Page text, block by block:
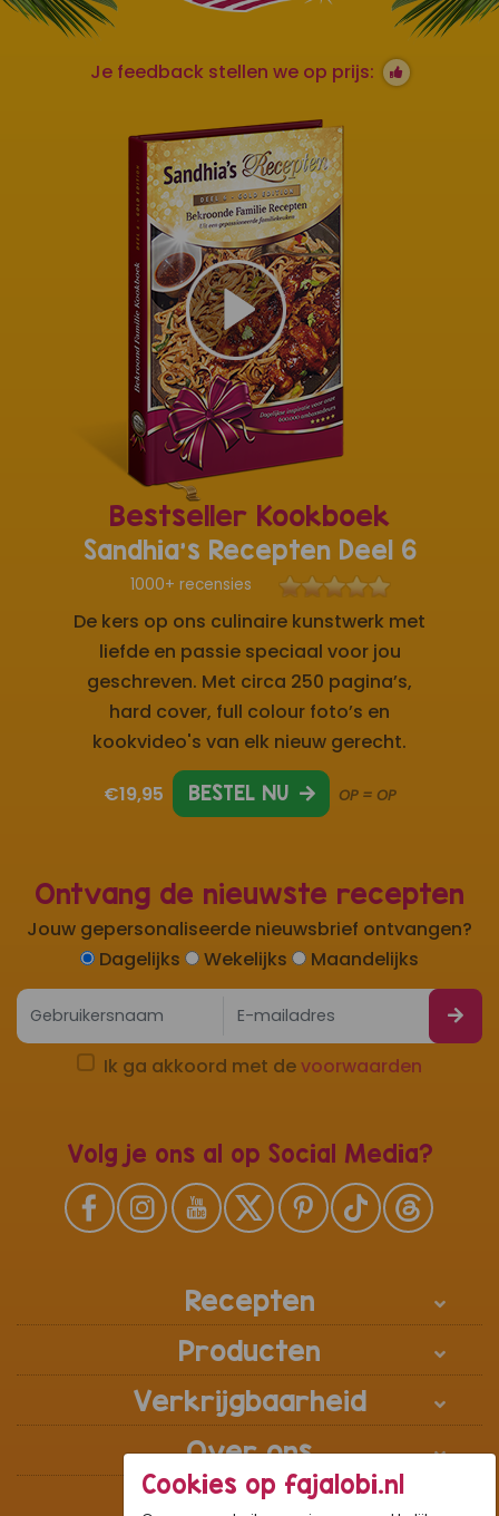
Ontvang de nieuwste recepten
Jouw gepersonaliseerde nieuwsbrief ontvangen?
Dagelijks
Wekelijks Maandelijks
Ik ga akkoord met devoorwaarden
Volg je ons al op Social Media?
Recepten
Producten
Verkrijgbaarheid
Over ons
Je feedback stellen we op prijs:
Bestseller Kookboek
Sandhia's Recepten Deel 6
1000+ recensies
De kers op ons culinaire kunstwerk met
liefde en passie speciaal voor jou
geschreven. Met circa 250 pagina’s,
hard cover, full colour foto’s en
kookvideo's van elk nieuw gerecht.
€19,95 BESTEL NU OP = OP
Cookies op fajalobi.nl